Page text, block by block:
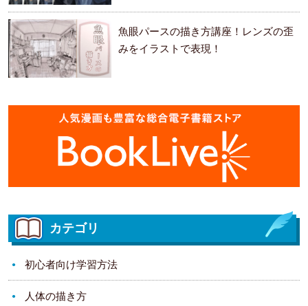
ます。
魚眼パースの描き方講座！レンズの歪
みをイラストで表現！
カテゴリ
初心者向け学習方法
人体の描き方